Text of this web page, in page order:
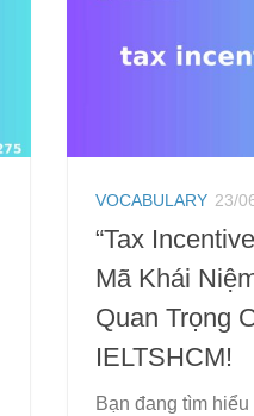
VOCABULARY 23/
“Tax
Mã Khái
Quan Trọng
IELTSHCM!
Bạn đang tìm